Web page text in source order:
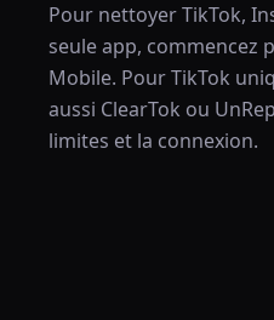
Pour nettoyer TikTok,
seule app, commencez
Mobile. Pour TikTok
aussi ClearTok ou
limites et la connexion.